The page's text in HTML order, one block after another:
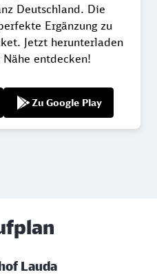
Deutschland. Die
Ergänzung zu
Jetzt herunterladen
entdecken!
Zu Google Play
Lauda